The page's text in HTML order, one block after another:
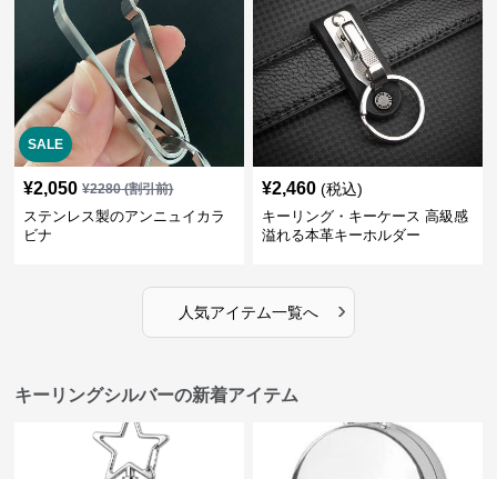
SALE
¥2,050 ¥2280(割引前)
ステンレス製のアンニュイカラ
ビナ
¥2,460 (税込)
キーリング・キーケース 高級感
溢れる本革キーホルダー
人気アイテム一覧へ ›
キーリングシルバーの新着アイテム